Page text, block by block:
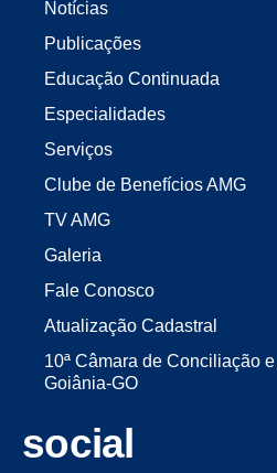
Notícias
Publicações
Educação Continuada
Especialidades
Serviços
Clube de Benefícios AMG
TV AMG
Galeria
Fale Conosco
Atualização Cadastral
10ª Câmara de Conciliação
Goiânia-GO
social